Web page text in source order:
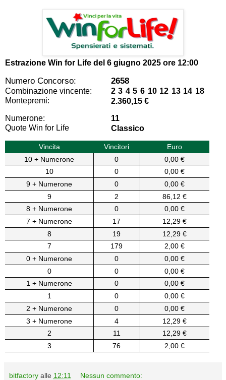
Estrazione Win for Life del 6 giugno 2025 ore 12:00
Numero Concorso: 2658
Combinazione vincente:
2 3 4 5 6 10 12 13 14 18
Montepremi:
2.360,15 €
Numerone:
11
Quote Win for Life
Classico
Vincita Vincitori
Euro
10 + Numerone
0
0,00 €
10
0
0,00 €
9 + Numerone
0
0,00 €
9
2
86,12 €
8 + Numerone
0
0,00 €
7 + Numerone
17
12,29 €
8
19
12,29 €
7
179
2,00 €
0 + Numerone
0
0,00 €
0
0
0,00 €
1 + Numerone
0
0,00 €
1
0
0,00 €
2 + Numerone
0
0,00 €
3 + Numerone
4
12,29 €
2
11
12,29 €
3
76 2,00 €
bitfactory alle 12:11 Nessun commento: